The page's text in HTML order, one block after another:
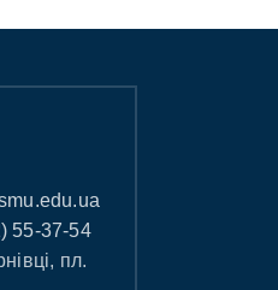
55-37-54
пл.